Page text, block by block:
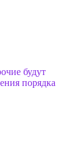
будут
порядка